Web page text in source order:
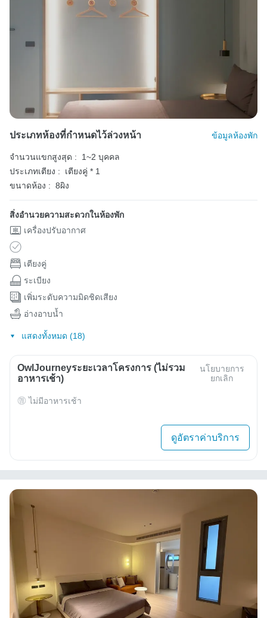
ประเภทห้องที่กำหนดไว้ล่วงหน้า ข้อมูลห้องพัก
จำนวนแขกสูงสุด :
1~2 บุคคล
ประเภทเตียง :
เตียงคู่ * 1
ขนาดห้อง : 8ผิง
สิ่งอำนวยความสะดวกในห้องพัก
เครื่องปรับอากาศ
เตียงคู่
ระเบียง
เพิ่มระดับความมิดชิดเสียง
อ่างอาบน้ำ
แสดงทั้งหมด (18)
OwlJourneyระยะเวลาโครงการ (ไม่รวม
อาหารเช้า)
นโยบายการ
ยกเลิก
ไม่มีอาหารเช้า
ดูอัตราค่าบริการ